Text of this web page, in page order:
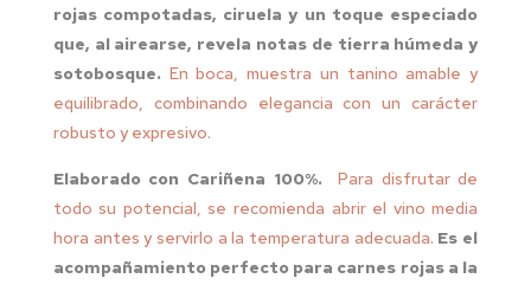
rojas compotadas, ciruela y un toque especiado
que, al airearse, revela notas de tierra húmeda y
sotobosque. En boca, muestra un tanino amable y
equilibrado, combinando elegancia con un carácter
robusto y expresivo.
Elaborado con Cariñena 100%.
Para disfrutar de
todo su potencial, se recomienda abrir el vino media
hora antes y servirlo a la temperatura adecuada. Es el
acompañamiento perfecto para carnes rojas a la